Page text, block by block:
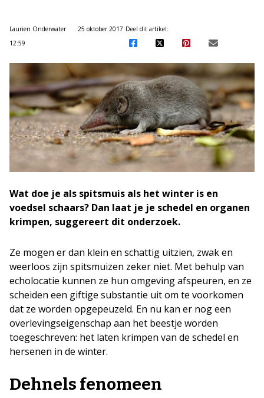
Laurien Onderwater
25 oktober 2017
12:59
Deel dit artikel:
Wat doe je als spitsmuis als het winter is en
voedsel schaars? Dan laat je je schedel en organen
krimpen, suggereert dit onderzoek.
Ze mogen er dan klein en schattig uitzien, zwak en
weerloos zijn spitsmuizen zeker niet. Met behulp van
echolocatie kunnen ze hun omgeving afspeuren, en ze
scheiden een giftige substantie uit om te voorkomen
dat ze worden opgepeuzeld. En nu kan er nog een
overlevingseigenschap aan het beestje worden
toegeschreven: het laten krimpen van de schedel en
hersenen in de winter.
Dehnels fenomeen